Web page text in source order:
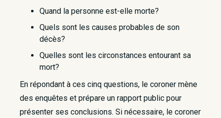
Quand la personne est-elle morte?
Quels sont les causes probables de son
décès?
Quelles sont les circonstances entourant sa
mort?
En répondant à ces cinq questions, le coroner mène
des enquêtes et prépare un rapport public pour
présenter ses conclusions. Si nécessaire, le coroner